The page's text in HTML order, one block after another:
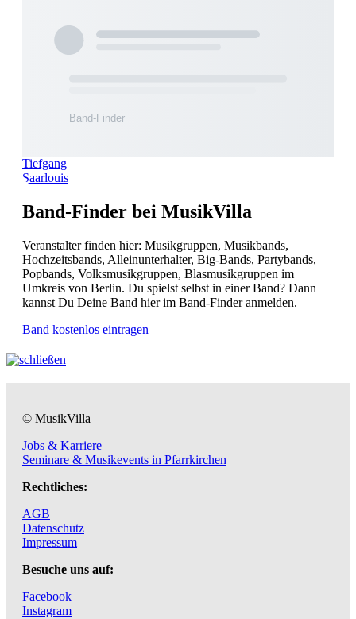
Tiefgang
Saarlouis
Band-Finder bei MusikVilla
Veranstalter finden hier: Musikgruppen, Musikbands,
Hochzeitsbands, Alleinunterhalter, Big-Bands, Partybands,
Popbands, Volksmusikgruppen, Blasmusikgruppen im
Umkreis von Berlin. Du spielst selbst in einer Band? Dann
kannst Du Deine Band hier im Band-Finder anmelden.
Band kostenlos eintragen
© MusikVilla
Jobs & Karriere
Seminare & Musikevents in Pfarrkirchen
Rechtliches:
AGB
Datenschutz
Impressum
Besuche uns auf:
Facebook
Instagram